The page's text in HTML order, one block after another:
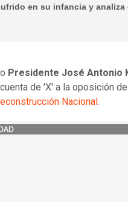
en su infancia y analiza
Presidente José Antonio
de 'X' a la oposición de
Nacional.